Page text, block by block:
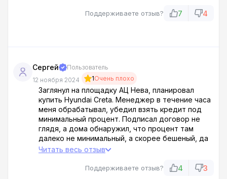
с ними – себе дороже, нервы только трепать.
Поддерживаете отзыв? 7 4
Сергей
Пользователь
12 ноября 2024
1Очень плохо
Заглянул на площадку АЦ Нева, планировал
купить Hyundai Creta. Менеджер в течение часа
меня обрабатывал, убедил взять кредит под
минимальный процент. Подписал договор не
глядя, а дома обнаружил, что процент там
далеко не минимальный, а скорее бешеный, да
еще и с расширенной гарантией! Чувствую себя
этому грабительскому кредиту и проклинаю
Читать весь отзыв
Поддерживаете отзыв? 4 3